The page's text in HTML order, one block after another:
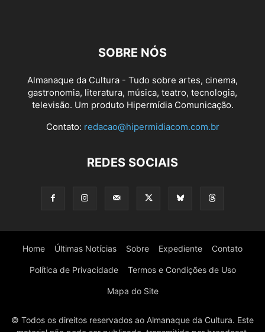
SOBRE NÓS
Almanaque da Cultura - Tudo sobre artes, cinema,
gastronomia, literatura, música, teatro, tecnologia,
televisão. Um produto Hipermídia Comunicação.
Contato: redacao@hipermidiacom.com.br
REDES SOCIAIS
Home Últimas Notícias Sobre Expediente Contato
Política de Privacidade Termos e Condições de Uso
Mapa do Site
© Todos os direitos reservados ao Almanaque da Cultura. Este